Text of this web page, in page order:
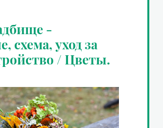
-
схема, уход за
/ Цветы.